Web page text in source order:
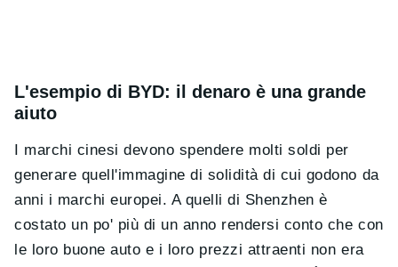
L'esempio di BYD: il denaro è una grande
aiuto
I marchi cinesi devono spendere molti soldi per
generare quell'immagine di solidità di cui godono da
anni i marchi europei. A quelli di Shenzhen è
costato un po' più di un anno rendersi conto che con
le loro buone auto e i loro prezzi attraenti non era